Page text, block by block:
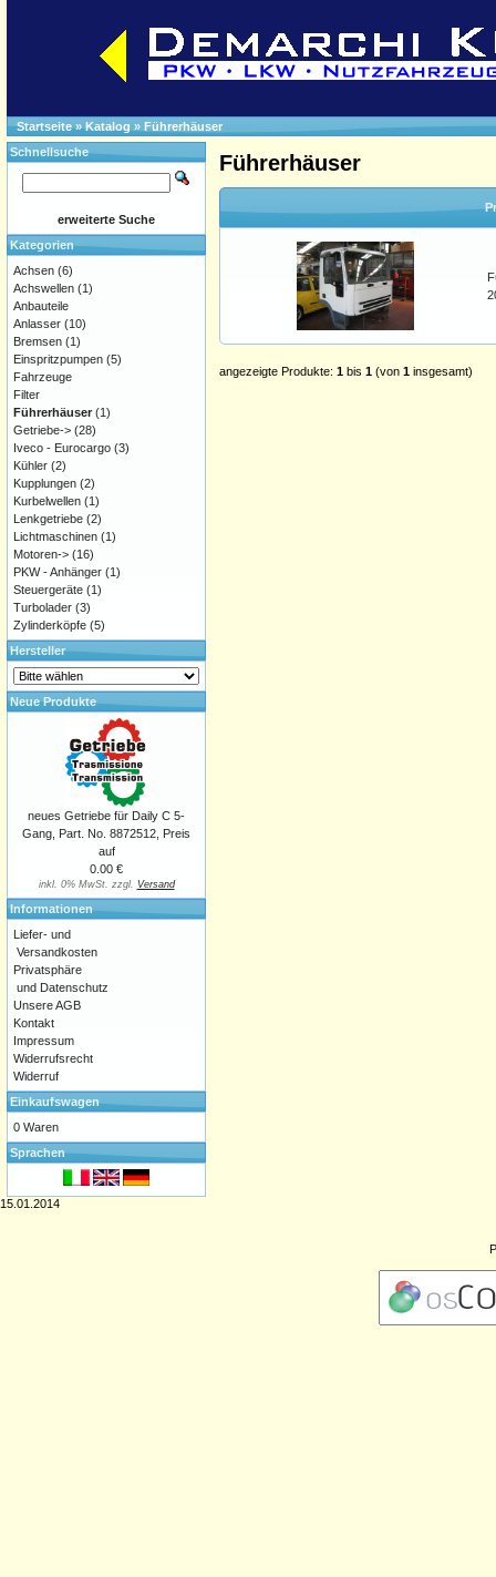
Startseite»Katalog » Führerhäuser
Führerhäuser
angezeigte Produkte: 1 bis 1 (von 1 insgesamt)
Schnellsuche
erweiterte Suche
Kategorien
Achsen (6)
Achswellen (1)
Anbauteile
Anlasser (10)
Bremsen (1)
Einspritzpumpen (5)
Fahrzeuge
Filter
Führerhäuser (1)
Getriebe-> (28)
Iveco - Eurocargo (3)
Kühler (2)
Kupplungen (2)
Kurbelwellen (1)
Lenkgetriebe (2)
Lichtmaschinen (1)
Motoren-> (16)
PKW - Anhänger (1)
Steuergeräte (1)
Turbolader (3)
Zylinderköpfe (5)
Hersteller
Neue Produkte
neues Getriebe für Daily C 5-
Gang, Part. No. 8872512, Preis
auf
0.00 €
inkl. 0% MwSt. zzgl. Versand
Informationen
Liefer- und
Versandkosten
Privatsphäre
und Datenschutz
Unsere AGB
Kontakt
Impressum
Widerrufsrecht
Widerruf
Einkaufswagen
0 Waren
Sprachen
15.01.2014